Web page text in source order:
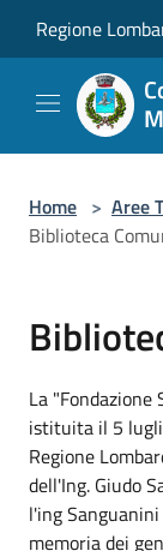
Regione
Home > Aree
Biblioteca
La
istituita il 5
Regione
dell'Ing. Giudo
l'ing
memoria dei